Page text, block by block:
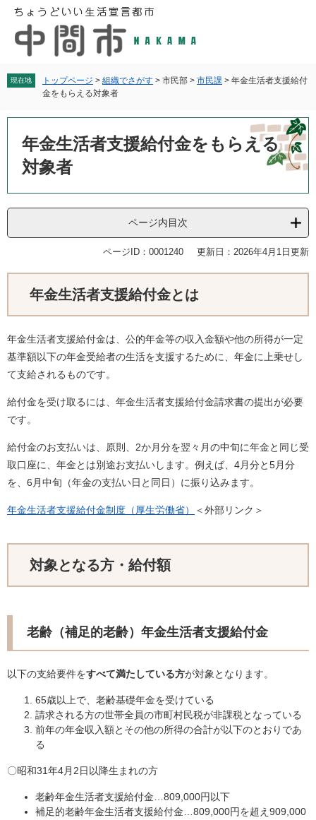
現在地 トップページ > 組織でさがす > 市民部 > 市民課 > 年金生活者支援給付
金をもらえる対象者
年金生活者支援給付金をもらえる
対象者
ページ内目次
ページID：0001240 更新日：2026年4月1日更新
年金生活者支援給付金とは
年金生活者支援給付金は、公的年金等の収入金額や他の所得が一定
基準額以下の年金受給者の生活を支援するために、年金に上乗せし
て支給されるものです。
給付金を受け取るには、年金生活者支援給付金請求書の提出が必要
です。
給付金のお支払いは、原則、2か月分を翌々月の中旬に年金と同じ受
取口座に、年金とは別途お支払いします。例えば、4月分と5月分
を、6月中旬（年金の支払い日と同日）に振り込みます。
年金生活者支援給付金制度（厚生労働省） ＜外部リンク＞
対象となる方・給付額
老齢（補足的老齢）年金生活者支援給付金
以下の支給要件をすべて満たしている方が対象となります。
65歳以上で、老齢基礎年金を受けている
請求される方の世帯全員の市町村民税が非課税となっている
前年の年金収入額とその他の所得の合計が以下のとおりであ
る
〇昭和31年4月2日以降生まれの方
老齢年金生活者支援給付金…809,000円以下
補足的老齢年金生活者支援給付金…809,000円を超え909,000